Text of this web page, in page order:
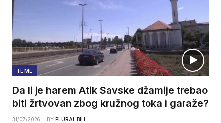
TEME
Da li je harem Atik Savske džamije trebao
biti žrtvovan zbog kružnog toka i garaže?
31/07/2026 BY PLURAL BIH